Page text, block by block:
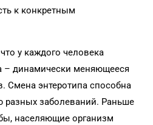
к конкретным
у каждого человека
– динамически меняющееся
Смена энтеротипа способна
разных заболеваний. Раньше
населяющие организм